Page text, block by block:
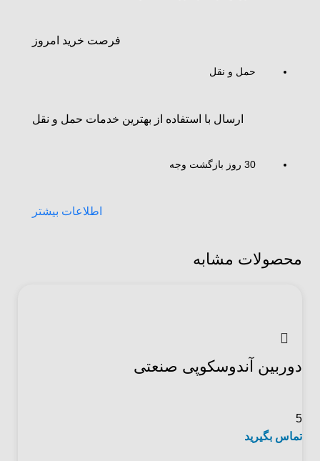
فرصت خرید امروز
حمل و نقل
ارسال با استفاده از بهترین خدمات حمل و نقل
30 روز بازگشت وجه
اطلاعات بیشتر
محصولات مشابه
دوربین آندوسکوپی صنعتی
5
تماس بگیرید